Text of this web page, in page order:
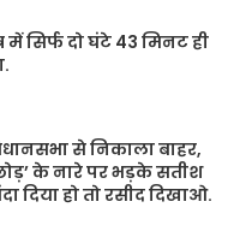
में सिर्फ दो घंटे 43 मिनट ही
से निकाला बाहर,
छोड़’ के नारे पर भड़के सतीश
दिया हो तो रसीद दिखाओ.